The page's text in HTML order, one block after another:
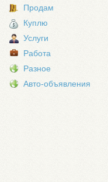
Продам
Куплю
Услуги
Работа
Разное
Авто-объявления